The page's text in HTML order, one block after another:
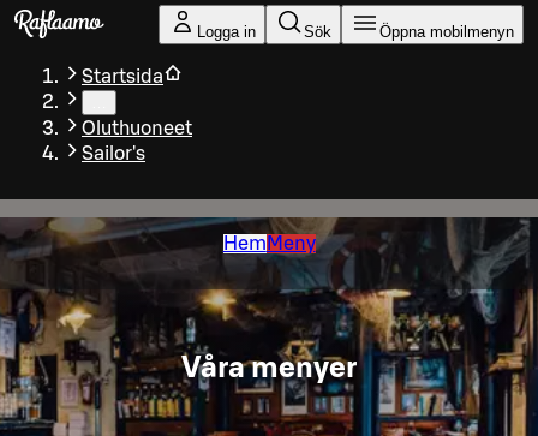
Gå till huvudinnehållet
Logga in Sök Öppna mobilmenyn
Startsida
Oluthuoneet
Sailor's
Hem Meny
Våra menyer